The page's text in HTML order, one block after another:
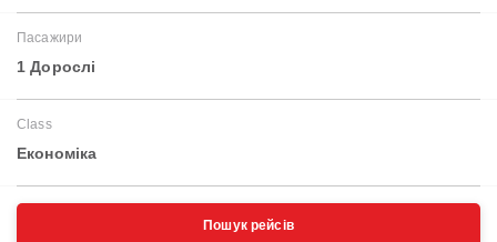
Пасажири
1 Дорослі
Class
Економіка
Пошук рейсів